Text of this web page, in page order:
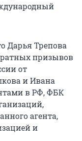
Дарья Трепова
призывов
от
и Ивана
в РФ, ФБК
агента,
и